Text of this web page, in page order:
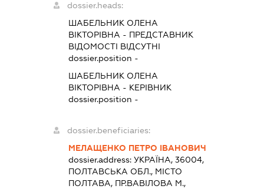
dossier.heads:
ШАБЕЛЬНИК ОЛЕНА
ВІКТОРІВНА - ПРЕДСТАВНИК
ВІДОМОСТІ ВІДСУТНІ
dossier.position -
ШАБЕЛЬНИК ОЛЕНА
ВІКТОРІВНА - КЕРІВНИК
dossier.position -
dossier.beneficiaries:
МЕЛАЩЕНКО ПЕТРО ІВАНОВИЧ
dossier.address:УКРАЇНА, 36004,
ПОЛТАВСЬКА ОБЛ., МІСТО
ПОЛТАВА, ПР.ВАВІЛОВА М.,